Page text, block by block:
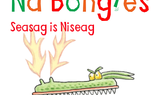
Seasag is Niseag